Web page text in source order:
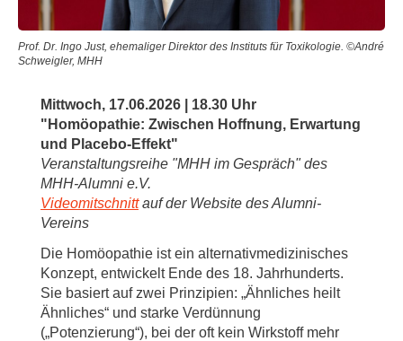
Prof. Dr. Ingo Just, ehemaliger Direktor des Instituts für Toxikologie. ©André
Schweigler, MHH
Mittwoch, 17.06.2026 | 18.30 Uhr
"Homöopathie: Zwischen Hoffnung, Erwartung
und Placebo-Effekt"
Veranstaltungsreihe "MHH im Gespräch" des
MHH-Alumni e.V.
Videomitschnittauf der Website des Alumni-
Vereins
Die Homöopathie ist ein alternativmedizinisches
Konzept, entwickelt Ende des 18. Jahrhunderts.
Sie basiert auf zwei Prinzipien: „Ähnliches heilt
Ähnliches“ und starke Verdünnung
(„Potenzierung“), bei der oft kein Wirkstoff mehr